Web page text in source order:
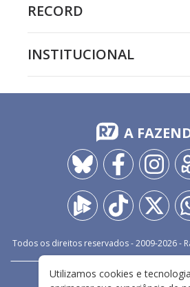
RECORD
INSTITUCIONAL
A
Todos os direitos reservados - 2009-2026-
FALE CONOSCO
Utilizamos cookies e